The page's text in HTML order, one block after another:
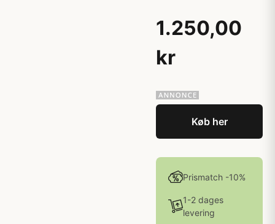
1.250,00
kr
Køb her
Prismatch -10%
1-2 dages
levering